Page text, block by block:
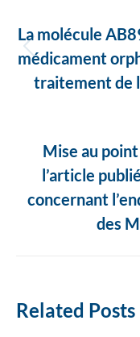
des
articles
La molécule
médicament
traitement de
Mise au
l’article
concernant
des
Related Posts